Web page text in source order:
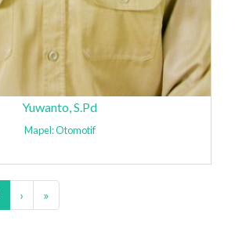
Yuwanto, S.Pd
Mapel: Otomotif
› »